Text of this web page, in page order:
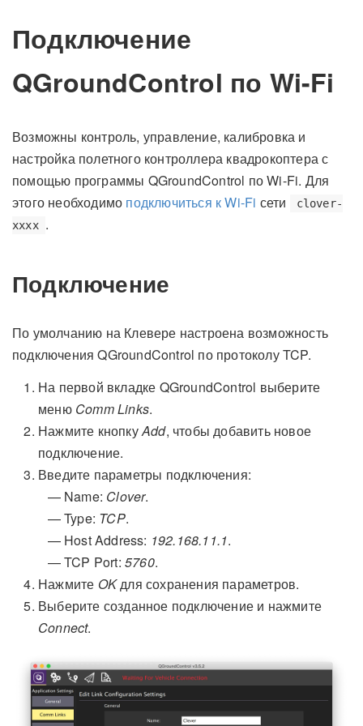
Подключение
QGroundControl по Wi-Fi
Возможны контроль, управление, калибровка и
настройка полетного контроллера квадрокоптера с
помощью программы QGroundControl по Wi-Fi. Для
этого необходимо подключиться к Wi-Fi сети
clover-
xxxx .
Подключение
По умолчанию на Клевере настроена возможность
подключения QGroundControl по протоколу TCP.
На первой вкладке QGroundControl выберите
меню Comm Links.
Нажмите кнопкуAdd, чтобы добавить новое
подключение.
Введите параметры подключения:
Name: Clover.
Type: TCP.
Host Address: 192.168.11.1.
TCP Port: 5760.
Нажмите OKдля сохранения параметров.
Выберите созданное подключение и нажмите
Connect.